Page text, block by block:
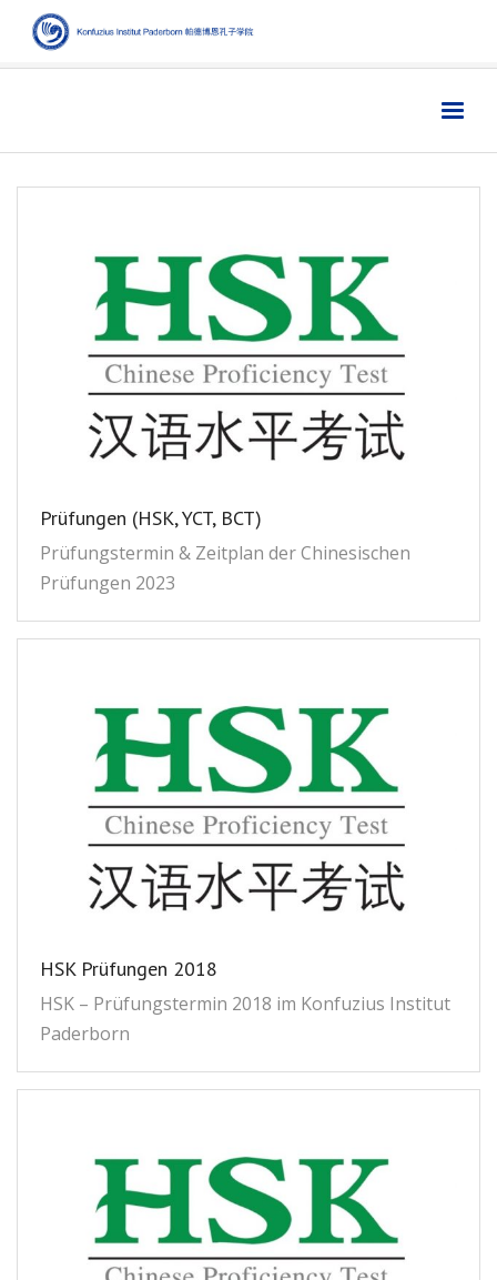
Aktuelles新闻
语言
文化
Digitales数字媒体
Business商业
Kontakt联系我们
Prüfungen (HSK, YCT, BCT)
Prüfungstermin & Zeitplan der Chinesischen
Prüfungen 2023
HSK Prüfungen 2018
HSK – Prüfungstermin 2018 im Konfuzius Institut
Paderborn